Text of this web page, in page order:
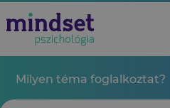
Milyen téma foglalkoztat?